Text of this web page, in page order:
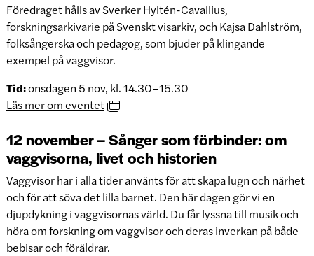
Föredraget hålls av Sverker Hyltén-Cavallius,
forskningsarkivarie på Svenskt visarkiv, och Kajsa Dahlström,
folksångerska och pedagog, som bjuder på klingande
exempel på vaggvisor.
Tid:onsdagen 5 nov, kl. 14.30–15.30
Läs mer om eventet
12 november – Sånger som förbinder: om
vaggvisorna, livet och historien
Vaggvisor har i alla tider använts för att skapa lugn och närhet
och för att söva det lilla barnet. Den här dagen gör vi en
djupdykning i vaggvisornas värld. Du får lyssna till musik och
höra om forskning om vaggvisor och deras inverkan på både
bebisar och föräldrar.